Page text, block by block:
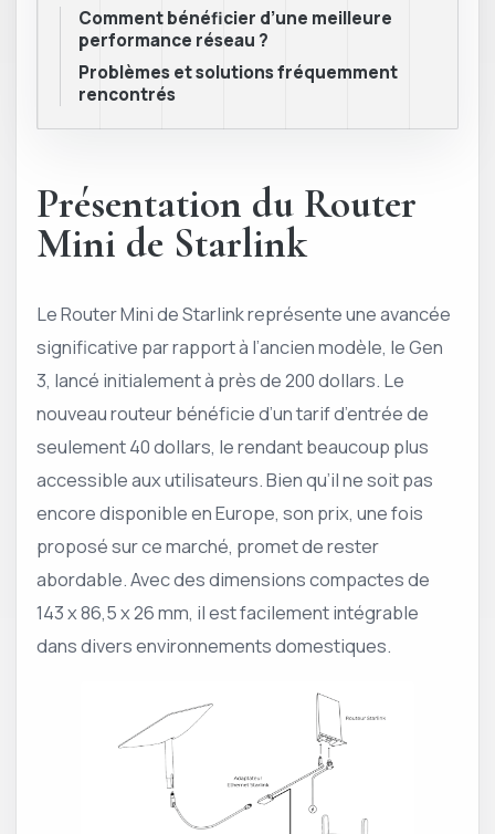
Comment bénéficier d’une meilleure
performance réseau ?
Problèmes et solutions fréquemment
rencontrés
Présentation du Router
Mini de Starlink
Le Router Mini de Starlink représente une avancée
significative par rapport à l’ancien modèle, le Gen
3, lancé initialement à près de 200 dollars. Le
nouveau routeur bénéficie d’un tarif d’entrée de
seulement 40 dollars, le rendant beaucoup plus
accessible aux utilisateurs. Bien qu’il ne soit pas
encore disponible en Europe, son prix, une fois
proposé sur ce marché, promet de rester
abordable. Avec des dimensions compactes de
143 x 86,5 x 26 mm, il est facilement intégrable
dans divers environnements domestiques.